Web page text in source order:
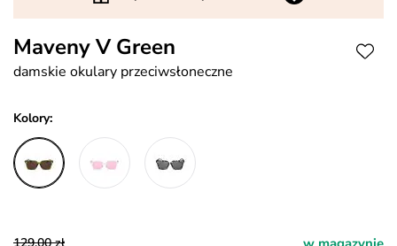
Maveny V Green
damskie okulary przeciwsłoneczne
Kolory: